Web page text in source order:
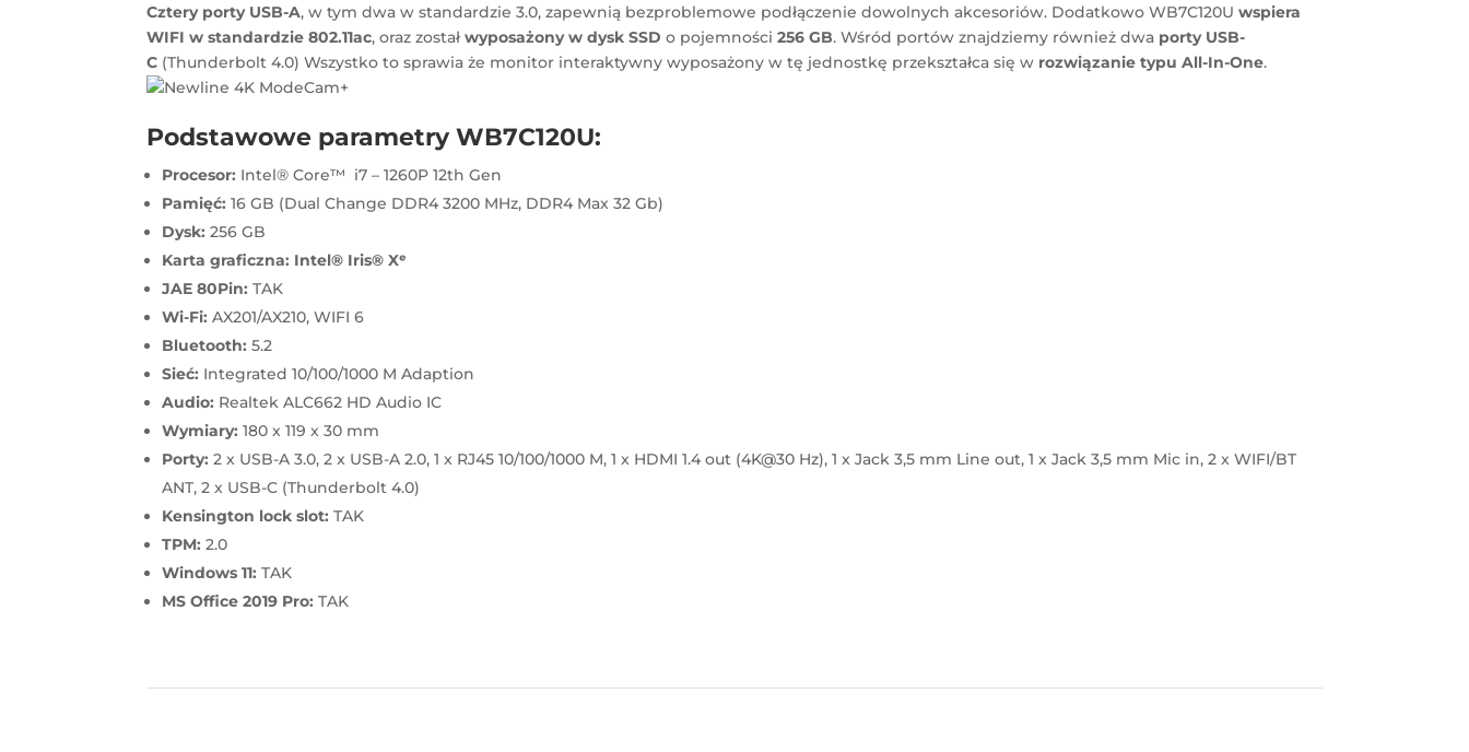
Cztery porty USB-A, w tym dwa w standardzie 3.0, zapewnią bezproblemowe podłączenie dowolnych akcesoriów. Dodatkowo WB7C120Uwspiera
WIFI w standardzie 802.11ac, oraz zostałwyposażony w dysk SSD o pojemności256 GB. Wśród portów znajdziemy również dwa porty USB-
C (Thunderbolt 4.0) Wszystko to sprawia że monitor interaktywny wyposażony w tę jednostkę przekształca się w rozwiązanie typu All-In-One.
Podstawowe parametry WB7C120U:
Procesor: Intel® Core™ i7 – 1260P 12th Gen
Pamięć: 16 GB (Dual Change DDR4 3200 MHz, DDR4 Max 32 Gb)
Dysk: 256 GB
Karta graficzna: Intel® Iris® Xᵉ
JAE 80Pin: TAK
Wi-Fi: AX201/AX210, WIFI 6
Bluetooth: 5.2
Sieć: Integrated 10/100/1000 M Adaption
Audio: Realtek ALC662 HD Audio IC
Wymiary: 180 x 119 x 30 mm
Porty: 2 x USB-A 3.0, 2 x USB-A 2.0, 1 x RJ45 10/100/1000 M, 1 x HDMI 1.4 out (4K@30 Hz), 1 x Jack 3,5 mm Line out, 1 x Jack 3,5 mm Mic in, 2 x WIFI/BT
ANT, 2 x USB-C (Thunderbolt 4.0)
Kensington lock slot: TAK
TPM: 2.0
Windows 11: TAK
MS Office 2019 Pro: TAK